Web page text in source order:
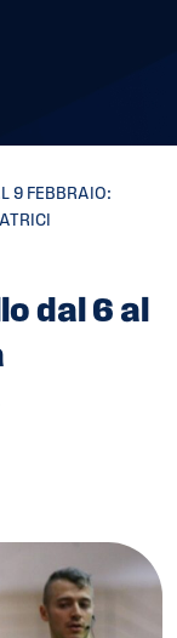
9 FEBBRAIO:
dal 6 al